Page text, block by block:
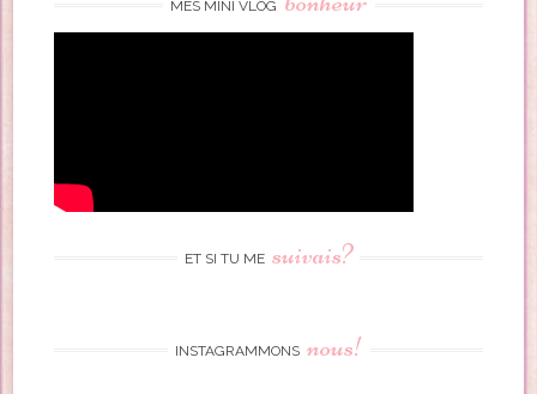
MES MINI VLOG
ET SI TU ME suivais?
INSTAGRAMMONS nous!